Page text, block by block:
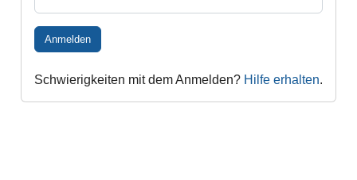
Anmelden
Schwierigkeiten mit dem Anmelden? Hilfe erhalten.